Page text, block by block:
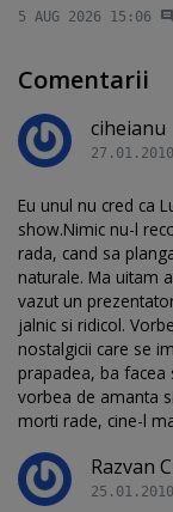
5 AUG 2026 15:06
Comentarii
ciheianu
Eu unul nu cred ca
show.Nimic nu-l
rada, cand sa
naturale. Ma uitam
vazut un
jalnic si ridicol.
nostalgicii care se
prapadea, ba facea
vorbea de amanta
morti rade, cine-l
Razvan